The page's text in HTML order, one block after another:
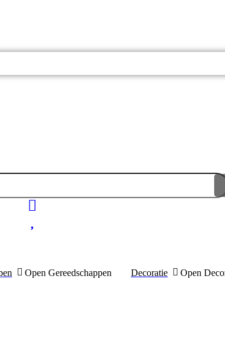
Open Gereedschappen Decoratie Open